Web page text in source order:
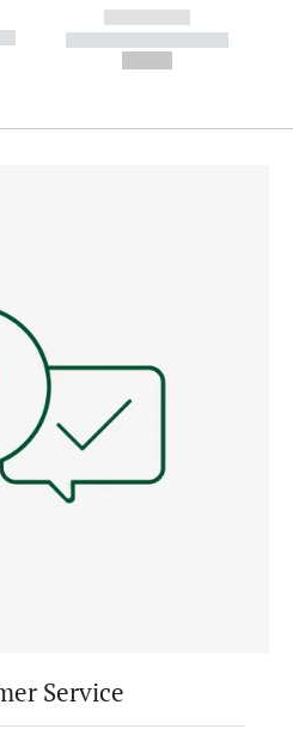
------------
----------- -----------
Service